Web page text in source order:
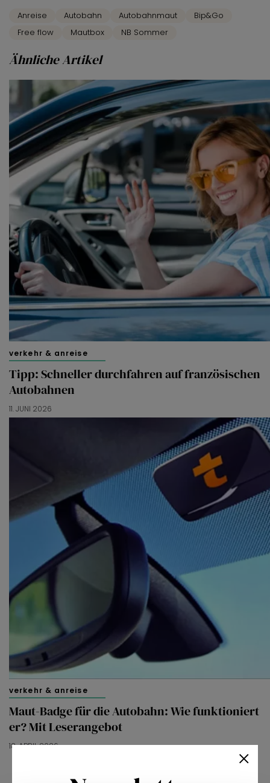
Anreise Autobahn Autobahnmaut
Bip&Go
Free flow
Mautbox NB Sommer
Ähnliche Artikel
verkehr & anreise
Tipp: Schneller durchfahren auf französischen
Autobahnen
11. JUNI 2026
verkehr & anreise
Maut-Badge für die Autobahn: Wie funktioniert
er? Mit Leserangebot
18. APRIL 2026